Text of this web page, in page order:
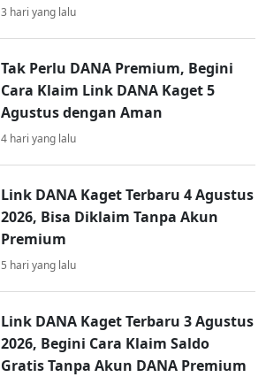
3 hari yang lalu
Tak Perlu DANA Premium, Begini
Cara Klaim Link DANA Kaget 5
Agustus dengan Aman
4 hari yang lalu
Link DANA Kaget Terbaru 4 Agustus
2026, Bisa Diklaim Tanpa Akun
Premium
5 hari yang lalu
Link DANA Kaget Terbaru 3 Agustus
2026, Begini Cara Klaim Saldo
Gratis Tanpa Akun DANA Premium